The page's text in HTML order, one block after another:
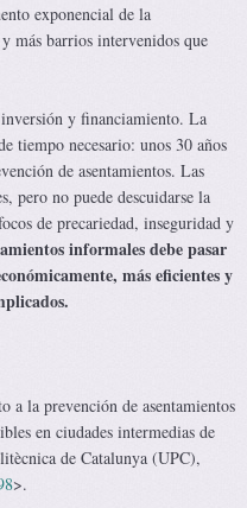
exponencial de la
más barrios intervenidos que
y financiamiento. La
tiempo necesario: unos 30 años
de asentamientos. Las
pero no puede descuidarse la
de precariedad, inseguridad y
informales debe pasar
más eficientes y
la prevención de asentamientos
en ciudades intermedias de
de Catalunya (UPC),
>.